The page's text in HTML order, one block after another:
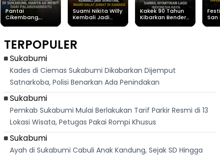
Pantai
Cikembang,
Dari
Palabuhanratu
Suami Nikita Willy
Kembali Jadi
Kakek 90 Tahun
Kibarkan Bendera
San
TERPOPULER
Sukabumi
Kades di Ciemas Sukabumi Dikabarkan Dijemput
Satnarkoba, Polisi Benarkan Ada Penindakan
Sukabumi
Pemkab Sukabumi Mulai Berlakukan Tarif Parkir Resmi di 13
Lokasi Wisata, Petugas Pakai Rompi Khusus
Sukabumi
Ayah di Sukabumi Cabuli Anak Kandung, Sejak SD Hingga